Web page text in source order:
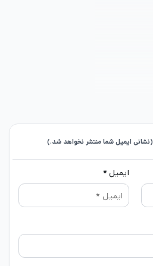
(نشانی ایمیل شما منتشر نخواهد شد.)
ایمیل *